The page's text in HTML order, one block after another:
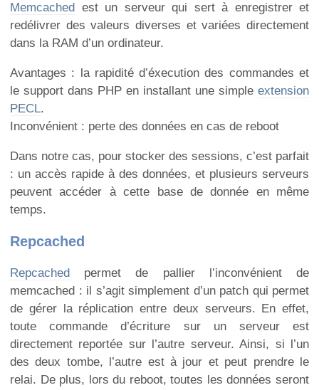
Memcached
est un serveur qui sert à enregistrer et
redélivrer des valeurs diverses et variées directement
dans la RAM d’un ordinateur.
Avantages : la rapidité d’éxecution des commandes et
le support dans PHP en installant une simple extension
PECL.
Inconvénient : perte des données en cas de reboot
Dans notre cas, pour stocker des sessions, c’est parfait
: un accès rapide à des données, et plusieurs serveurs
peuvent accéder à cette base de donnée en même
temps.
Repcached
Repcached
permet de pallier l’inconvénient de
memcached : il s’agit simplement d’un patch qui permet
de gérer la réplication entre deux serveurs. En effet,
toute commande d’écriture sur un serveur est
directement reportée sur l’autre serveur. Ainsi, si l’un
des deux tombe, l’autre est à jour et peut prendre le
relai. De plus, lors du reboot, toutes les données seront